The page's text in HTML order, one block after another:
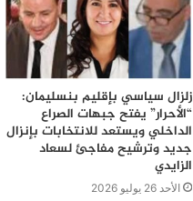
زلزال سياسي بإقليم بنسليمان:
“الأحرار” يفتح جبهات الصراع
الداخلي ويستعد للانتخابات بإنزال
جديد وترشيح مفاجئ لسعاد
الزايدي
الأحد 26 يوليو 2026